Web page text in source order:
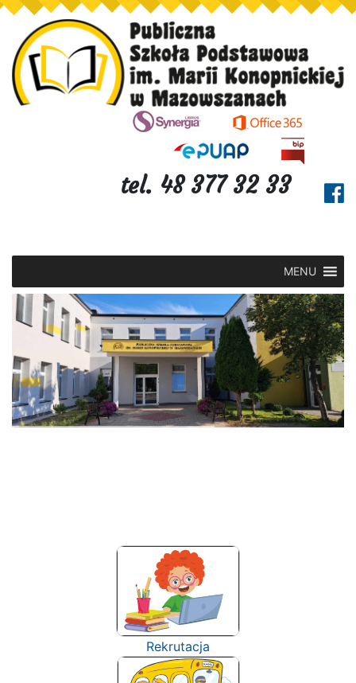
tel. 48 377 32 33
MENU
Rekrutacja